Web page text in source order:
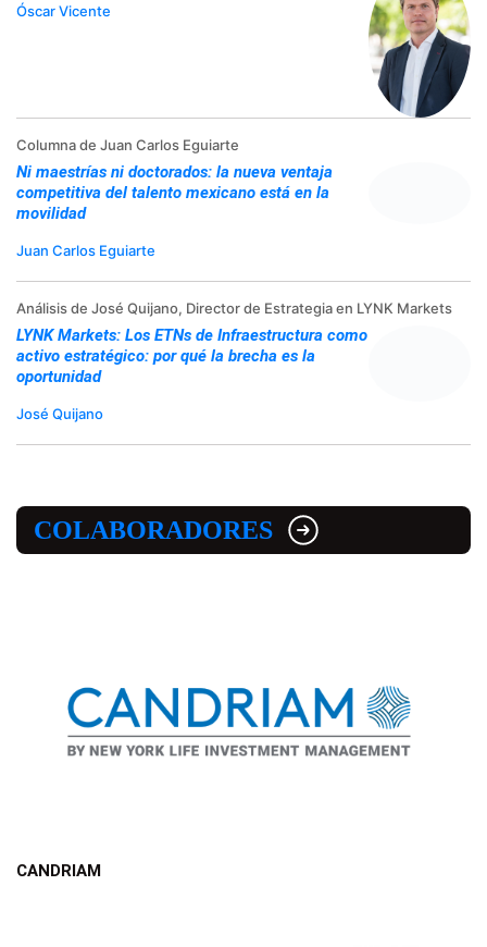
Óscar Vicente
Columna de Juan Carlos Eguiarte
Ni maestrías ni doctorados: la nueva ventaja
competitiva del talento mexicano está en la
movilidad
Juan Carlos Eguiarte
Análisis de José Quijano, Director de Estrategia en LYNK Markets
LYNK Markets: Los ETNs de Infraestructura como
activo estratégico: por qué la brecha es la
oportunidad
José Quijano
COLABORADORES
CANDRIAM